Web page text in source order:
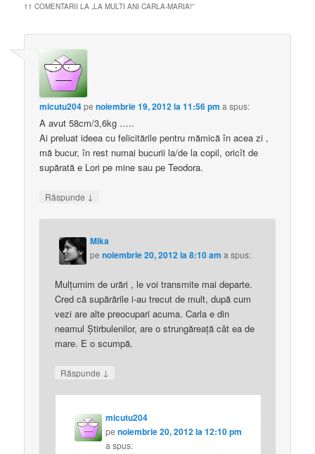
11 COMENTARII LA „LA MULTI ANI CARLA-MARIA!”
micutu204penoiembrie 19, 2012 la 11:56 pm a spus:
A avut 58cm/3,6kg …..
Ai preluat ideea cu felicitările pentru mămică în acea zi ,
mă bucur, în rest numai bucurii la/de la copil, oricît de
supărată e Lori pe mine sau pe Teodora.
Răspunde ↓
Mika
penoiembrie 20, 2012 la 8:10 am a spus:
Mulţumim de urări , le voi transmite mai departe.
Cred că supărările i-au trecut de mult, după cum
vezi are alte preocupari acuma. Carla e din
neamul Ştirbulenilor, are o strungăreaţă cât ea de
mare. E o scumpă.
Răspunde ↓
micutu204
penoiembrie 20, 2012 la 12:10 pm
a spus: